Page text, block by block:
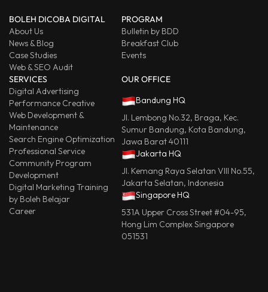
BOLEH DICOBA DIGITAL
About Us
News & Blog
Case Studies
Web & SEO Audit
PROGRAM
Bulletin by BDD
Breakfast Club
Events
SERVICES
Digital Advertising
Performance Creative
Web Development &
Maintenance
Search Engine Optimization
Professional Service
Community Program
Development
Digital Marketing Training
by Boleh Belajar
Career
OUR OFFICE
Bandung HQ
Jl. Lembong No.32, Braga, Kec.
Sumur Bandung, Kota Bandung,
Jawa Barat 40111
Jakarta HQ
Jl. Kemang Raya Selatan VIII No.55,
Jakarta Selatan, Indonesia
Singapore HQ
531A Upper Cross Street #04-95,
Hong Lim Complex Singapore
051531